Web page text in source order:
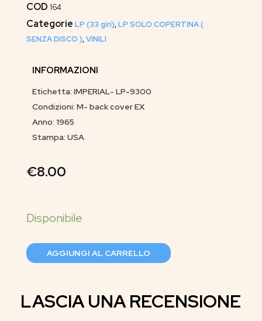
COD 164
Categorie LP (33 giri),LP SOLO COPERTINA (
SENZA DISCO ),VINILI
INFORMAZIONI
Etichetta: IMPERIAL- LP-9300
Condizioni: M- back cover EX
Anno: 1965
Stampa: USA
€8.00
AGGIUNGI AL CARRELLO
LASCIA UNA RECENSIONE